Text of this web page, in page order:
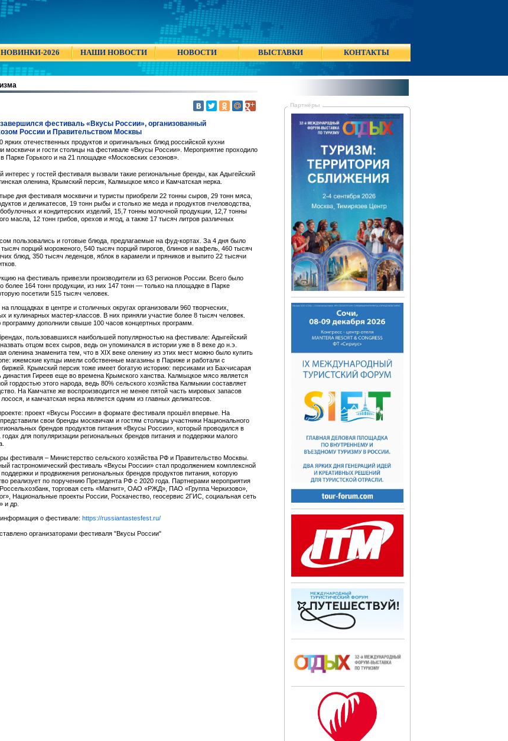
НОВИНКИ-2026 НАШИ НОВОСТИ НОВОСТИ ВЫСТАВКИ КОНТАКТЫ
фестиваль «Вкусы России», организованный
России и Правительством Москвы
ярких отечественных продуктов и оригинальных блюд российской кухни
москвичи и гости столицы на фестивале «Вкусы России». Мероприятие проходило
Парке Горького и на 21 площадке «Московских сезонов».
интерес у гостей фестиваля вызвали такие региональные бренды, как Адыгейский
оленина, Крымский персик, Калмыцкое мясо и Камчатская нерка.
дня фестиваля москвичи и туристы приобрели 22 тонны сыров, 29 тонн мяса,
и деликатесов, 19 тонн рыбы и столько же меда и продуктов пчеловодства,
и кондитерских изделий, 15,7 тонны молочной продукции, 12,7 тонны
масла, 12 тонн грибов, орехов и ягод, а также 17 тысяч литров различных
пользовались и готовые блюда, предлагаемые на фуд-кортах. За 4 дня было
порций мороженого, 540 тысяч порций пирогов, блинов и вафель, 460 тысяч
блюд, 350 тысяч леденцов, яблок в карамели и пряников и выпито 22 тысячи
на фестиваль привезли производители из 63 регионов России. Всего было
более 164 тонн продукции, из них 147 тонн — только на площадке в Парке
посетили 515 тысяч человек.
площадках в центре и столичных округах организовали 960 творческих,
и кулинарных мастер-классов. В них приняли участие более 8 тысяч человек.
программу дополнили свыше 100 часов концертных программ.
пользовавшихся наибольшей популярностью на фестивале: Адыгейский
отцом всех сыров, ведь он упоминался в истории уже в 8 веке до н.э.
оленина знаменита тем, что в XIX веке оленину из этих мест можно было купить
ижемские купцы имели собственные магазины в Париже и работали с
биржей. Крымский персик тоже имеет богатую историю: персиками из Бахчисарая
династия Гиреев еще во времена Крымского ханства. Калмыцкое мясо является
гордостью этого народа, ведь 80% сельского хозяйства Калмыкии составляет
На Камчатке же воспроизводится не менее пятой часть мировых запасов
и камчатская нерка является одним из главных деликатесов.
проект «Вкусы России» в формате фестиваля прошёл впервые. На
свои бренды москвичам и гостям столицы участники Национального
брендов продуктов питания «Вкусы России», который проводился в
годах для популяризации региональных брендов питания и поддержки малого
фестиваля – Министерство сельского хозяйства РФ и Правительство Москвы.
гастрономический фестиваль «Вкусы России» стал продолжением комплексной
и продвижения региональных брендов продуктов питания, которую
реализует по поручению Президента РФ с 2020 года. Партнерами мероприятия
торговая сеть «Магнит», ОАО «РЖД», ПАО «Группа Черкизово»,
Национальные проекты России, Роскачество, геосервис 2ГИС, социальная сеть
и др.
о фестивале: https://russiantastesfest.ru/
организаторами фестиваля "Вкусы России"
Партнёры